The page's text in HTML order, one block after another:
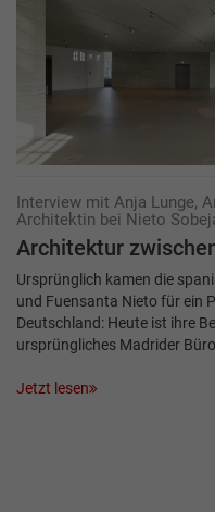
Interview mit Anja Lunge,
Architektin bei Nieto
Architektur
Ursprünglich kamen die
und Fuensanta Nieto für ein
Deutschland: Heute ist ihre
ursprüngliches Madrider
Jetzt lesen